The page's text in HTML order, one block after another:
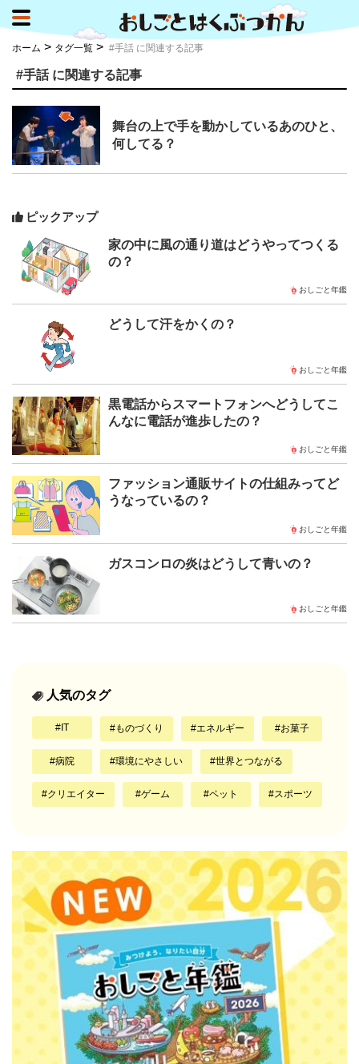
ホーム > タグ一覧 > #手話 に関連する記事
#手話 に関連する記事
舞台の上で手を動かしているあのひと、
何してる？
ピックアップ
家の中に風の通り道はどうやってつくる
の？
おしごと年鑑
どうして汗をかくの？
おしごと年鑑
黒電話からスマートフォンへどうしてこ
んなに電話が進歩したの？
おしごと年鑑
ファッション通販サイトの仕組みってど
うなっているの？
おしごと年鑑
ガスコンロの炎はどうして青いの？
おしごと年鑑
人気のタグ
IT ものづくり エネルギー お菓子
病院 環境にやさしい 世界とつながる
クリエイター ゲーム ペット スポーツ